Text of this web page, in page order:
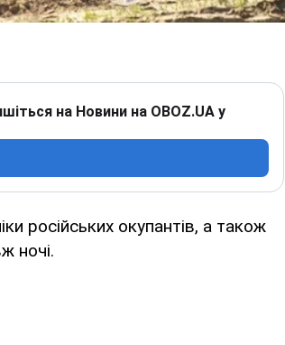
на Новини на OBOZ.UA у
російських окупантів, а також
ночі.